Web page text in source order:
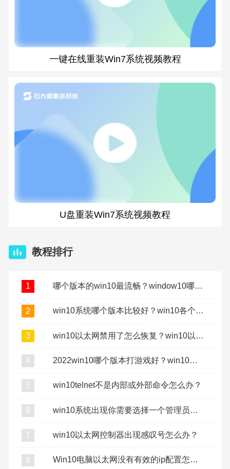
一键在线重装Win7系统视频教程
U盘重装Win7系统视频教程
教程排行
1 哪个版本的win10最流畅？window10哪个版本最流畅稳定？
2 win10系统哪个版本比较好？win10各个版本的区别介绍
3 win10以太网禁用了怎么恢复？win10以太网禁用了怎么打开
4 2022win10哪个版本打游戏好？win10打游戏用哪个版本？
5 win10telnet不是内部或外部命令怎么办？
6 win10系统出现你需要选择一个管理员组账号登录怎么办
7 win10以太网控制器出现感叹号怎么办？
8 Win10电脑以太网没有有效的ip配置怎么解决？